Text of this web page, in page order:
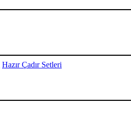
Hazır Çadır Setleri